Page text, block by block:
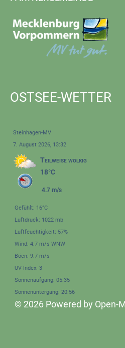
OSTSEE-WETTER
Steinhagen-MV
7. August 2026, 13:32
Teilweise wolkig
18°C
4.7 m/s
Gefühlt: 16°C
Luftdruck: 1022 mb
Luftfeuchtigkeit: 57%
Wind: 4.7 m/s WNW
Böen: 9.7 m/s
UV-Index: 3
Sonnenaufgang: 05:35
Sonnenuntergang: 20:56
© 2026 Powered by Open-